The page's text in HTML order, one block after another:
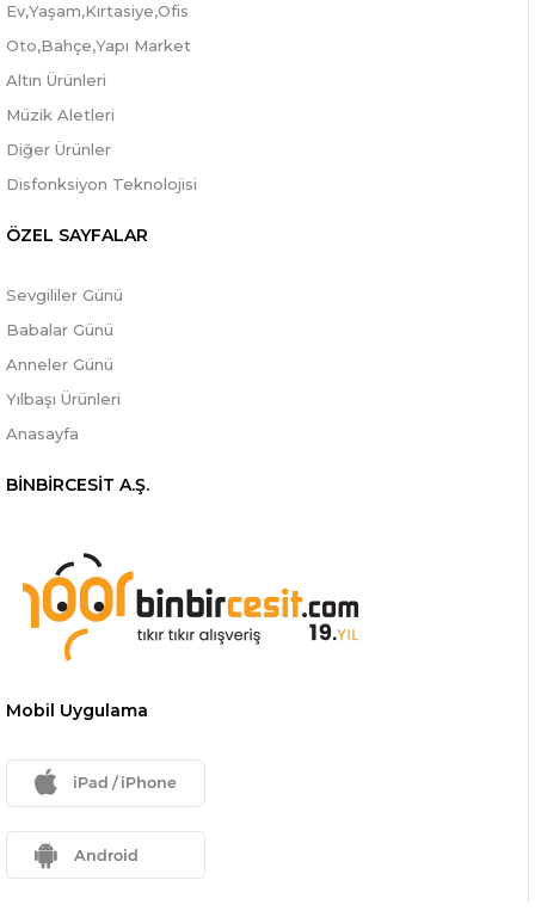
Ev,Yaşam,Kırtasiye,Ofis
Oto,Bahçe,Yapı Market
Altın Ürünleri
Müzik Aletleri
Diğer Ürünler
Disfonksiyon Teknolojisi
ÖZEL SAYFALAR
Sevgililer Günü
Babalar Günü
Anneler Günü
Yılbaşı Ürünleri
Anasayfa
BİNBİRCESİT A.Ş.
Mobil Uygulama